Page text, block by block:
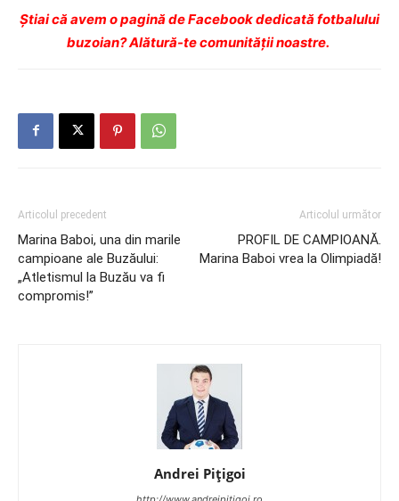
Ştiai că avem o pagină de Facebook dedicată fotbalului
buzoian? Alătură-te comunității noastre.
Articolul precedent
Marina Baboi, una din marile
campioane ale Buzăului:
„Atletismul la Buzău va fi
compromis!”
Articolul următor
PROFIL DE CAMPIOANĂ.
Marina Baboi vrea la Olimpiadă!
Andrei Pițigoi